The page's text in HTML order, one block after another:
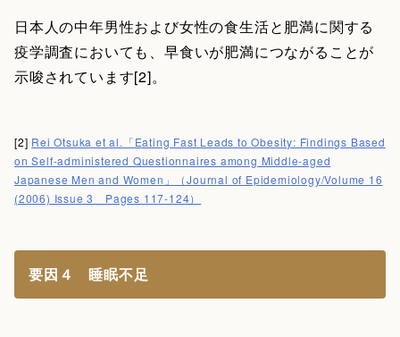
日本人の中年男性および女性の食生活と肥満に関する
疫学調査においても、早食いが肥満につながることが
示唆されています[2]。
[2] Rei Otsuka et al.「Eating Fast Leads to Obesity: Findings Based
on Self-administered Questionnaires among Middle-aged
Japanese Men and Women」（Journal of Epidemiology/Volume 16
(2006) Issue 3 Pages 117-124）
要因４ 睡眠不足